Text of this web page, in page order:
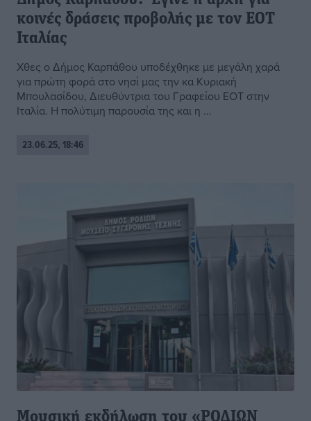
κοινές δράσεις προβολής με τον ΕΟΤ
Ιταλίας
Χθες ο Δήμος Καρπάθου υποδέχθηκε με μεγάλη χαρά
για πρώτη φορά στο νησί μας την κα Κυριακή
Μπουλασίδου, Διευθύντρια του Γραφείου ΕΟΤ στην
Ιταλία. Η πολύτιμη παρουσία της και η ...
23.06.25, 18:46